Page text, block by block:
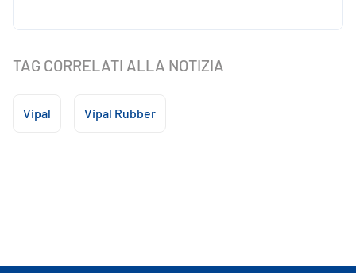
TAG CORRELATI ALLA NOTIZIA
Vipal Vipal Rubber